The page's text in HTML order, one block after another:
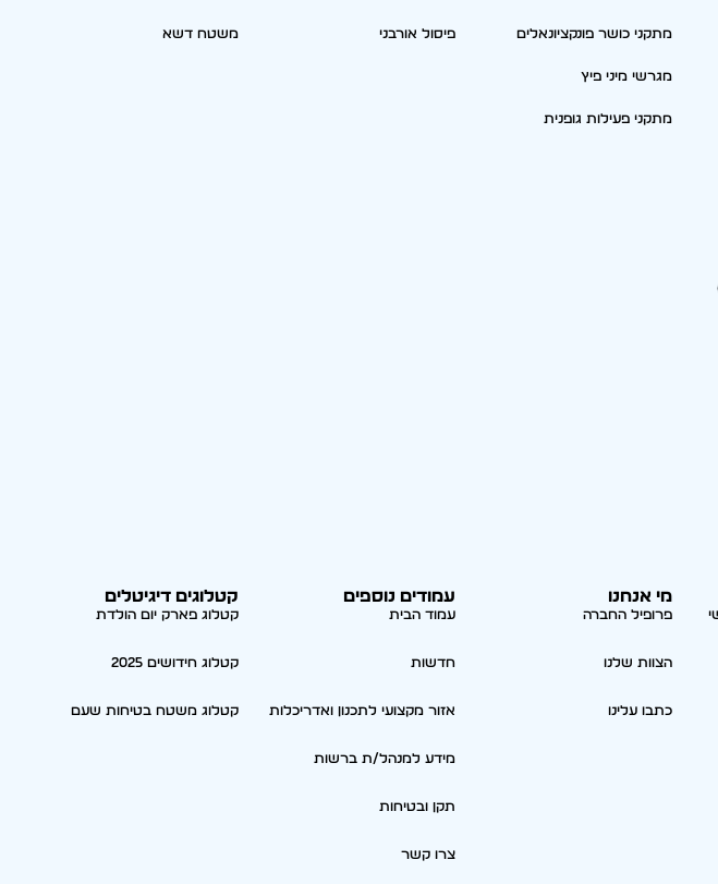
מתקני כושר פונקציונאלים
מגרשי מיני פיץ
מתקני פעילות גופנית
פיסול אורבני משטח דשא
מי אנחנו
פרופיל החברה
הצוות שלנו
כתבו עלינו
עמודים נוספים
עמוד הבית
חדשות
אזור מקצועי לתכנון ואדריכלות
מידע למנהל/ת ברשות
תקן ובטיחות
צרו קשר
קטלוגים דיגיטלים
קטלוג פארק יום הולדת
קטלוג חידושים 2025
קטלוג משטח בטיחות שעם